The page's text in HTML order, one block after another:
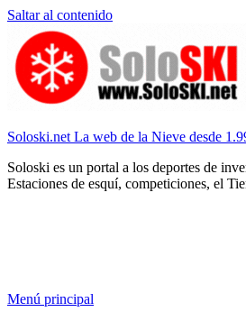
Saltar al contenido
Soloski.net La web de la Nieve desde
Soloski es un portal a los deportes de
Estaciones de esquí, competiciones, el
Menú principal